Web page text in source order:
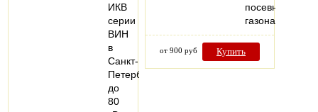
ИКВ
серии
ВИН
в
Санкт-
Петербурге
до
80
посевного
газона
от 900 руб Купить